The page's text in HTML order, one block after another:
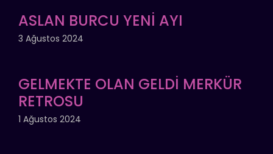
ASLAN BURCU YENİ AYI
3 Ağustos 2024
GELMEKTE OLAN GELDİ MERKÜR
RETROSU
1 Ağustos 2024